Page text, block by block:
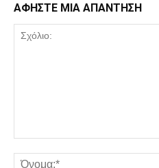
ΑΦΗΣΤΕ ΜΙΑ ΑΠΑΝΤΗΣΗ